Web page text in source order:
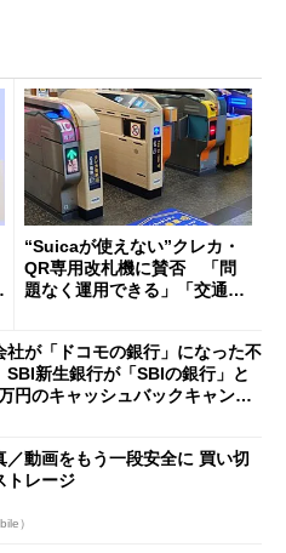
“Suicaが使えない”クレカ・
QR専用改札機に賛否 「問
題なく運用できる」「交通系I
社が「ドコモの銀行」になった不
新生銀行が「SBIの銀行」と
円のキャッシュバックキャンペ
／動画をもう一段安全に 買い切
トレージ
）